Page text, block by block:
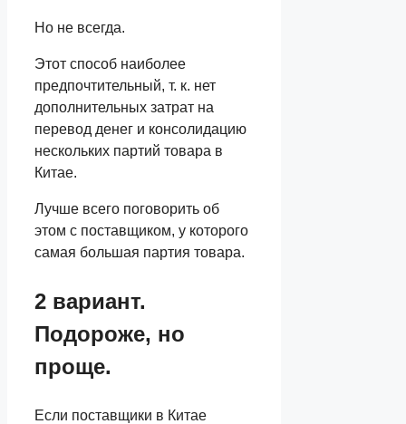
Но не всегда.
Этот способ наиболее
предпочтительный, т. к. нет
дополнительных затрат на
перевод денег и консолидацию
нескольких партий товара в
Китае.
Лучше всего поговорить об
этом с поставщиком, у которого
самая большая партия товара.
2 вариант.
Подороже, но
проще.
Если поставщики в Китае